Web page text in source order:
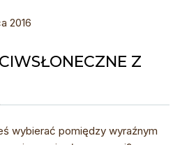
2016
Z
wybierać pomiędzy wyraźnym